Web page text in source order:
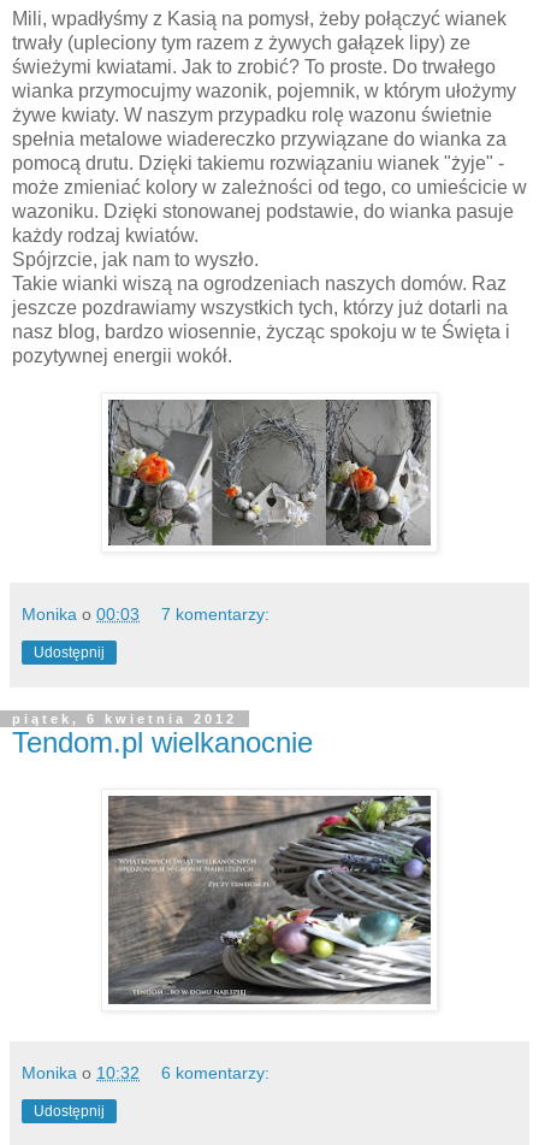
Mili, wpadłyśmy z Kasią na pomysł, żeby połączyć wianek
trwały (upleciony tym razem z żywych gałązek lipy) ze
świeżymi kwiatami. Jak to zrobić? To proste. Do trwałego
wianka przymocujmy wazonik, pojemnik, w którym ułożymy
żywe kwiaty. W naszym przypadku rolę wazonu świetnie
spełnia metalowe wiadereczko przywiązane do wianka za
pomocą drutu. Dzięki takiemu rozwiązaniu wianek "żyje" -
może zmieniać kolory w zależności od tego, co umieścicie w
wazoniku. Dzięki stonowanej podstawie, do wianka pasuje
każdy rodzaj kwiatów.
Spójrzcie, jak nam to wyszło.
Takie wianki wiszą na ogrodzeniach naszych domów. Raz
jeszcze pozdrawiamy wszystkich tych, którzy już dotarli na
nasz blog, bardzo wiosennie, życząc spokoju w te Święta i
pozytywnej energii wokół.
Monika o 00:03 7 komentarzy:
Udostępnij
piątek, 6 kwietnia 2012
Tendom.pl wielkanocnie
Monika o 10:32 6 komentarzy:
Udostępnij